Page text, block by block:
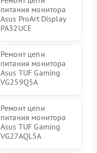
питания монитора
Asus ProArt Display
PA32UCE
Ремонт цепи
питания монитора
Asus TUF Gaming
VG259Q5A
Ремонт цепи
питания монитора
Asus TUF Gaming
VG27AQL5A